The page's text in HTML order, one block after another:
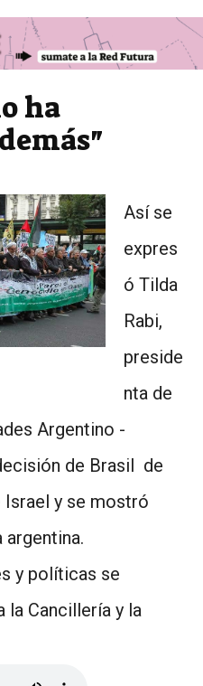
ha
Así se
expres
ó Tilda
Rabi,
preside
nta de
Argentino -
de Brasil de
Israel y se mostró
y políticas se
la Cancillería y la